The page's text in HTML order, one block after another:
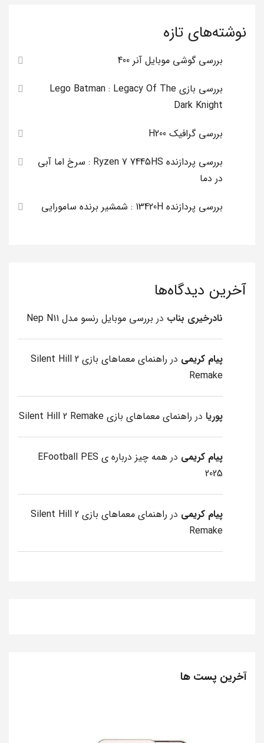
نوشته‌های تازه
بررسی گوشی موبایل آنر 400
بررسی بازی Lego Batman : Legacy Of The
Dark Knight
بررسی گرافیک H200
بررسی پردازنده Ryzen 7 7445HS : سرخ اما آبی
در دما
بررسی پردازنده 13420H : شمشیر برنده سامورایی
آخرین دیدگاه‌ها
نادرخیری بناب در بررسی موبایل رنسو مدل Nep N11
پیام کریمی در
راهنمای معماهای بازی Silent Hill 2
Remake
پوریا در راهنمای معماهای بازی Silent Hill 2 Remake
پیام کریمی در
همه چیز درباره ی EFootball PES
2025
پیام کریمی در
راهنمای معماهای بازی Silent Hill 2
Remake
آخرین پست ها